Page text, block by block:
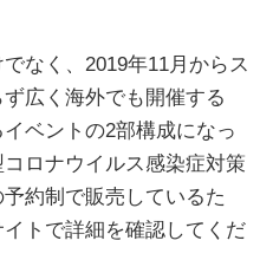
なく、2019年11月からス
広く海外でも開催する
ベントの2部構成になっ
ロナウイルス感染症対策
約制で販売しているた
トで詳細を確認してくだ